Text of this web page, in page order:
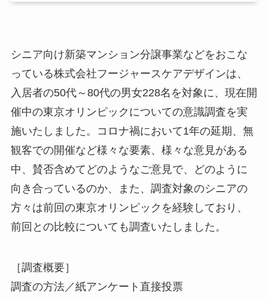
シニア向け新築マンション分譲事業などをおこな
っている株式会社フージャースケアデザインは、
入居者の50代～80代の男女228名を対象に、現在開
催中の東京オリンピックについての意識調査を実
施いたしました。コロナ禍において1年の延期、無
観客での開催など様々な要素、様々な意見がある
中、賛否含めてどのようなご意見で、どのように
向き合っているのか、また、調査対象のシニアの
方々は前回の東京オリンピックを経験しており、
前回との比較についても調査いたしました。
［調査概要］
調査の方法／紙アンケート直接投票